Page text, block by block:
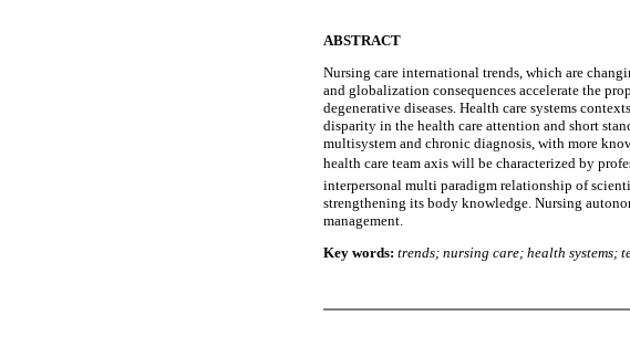
ABSTRACT
Nursing care international trends, which are
and globalization consequences accelerate the
degenerative diseases. Health care systems
disparity in the health care attention and short
multisystem and chronic diagnosis, with more
health care team axis will be characterized by
interpersonal multi paradigm relationship of
strengthening its body knowledge. Nursing
management.
Key words: trends; nursing care; health systems;